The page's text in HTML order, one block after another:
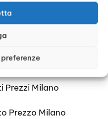
Costa Milano
A Chi Rivolgersi
Informazioni Milano
Prezzi Milano
Prezzo Milano